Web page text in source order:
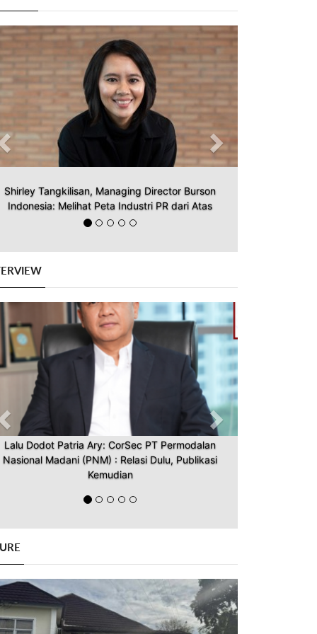
Shirley Tangkilisan, Managing Director Burson
Indonesia: Melihat Peta Industri PR dari Atas
Previous Next
Lalu Dodot Patria Ary: CorSec PT Permodalan
Nasional Madani (PNM) : Relasi Dulu, Publikasi
Kemudian
Previous Next
Previous Next